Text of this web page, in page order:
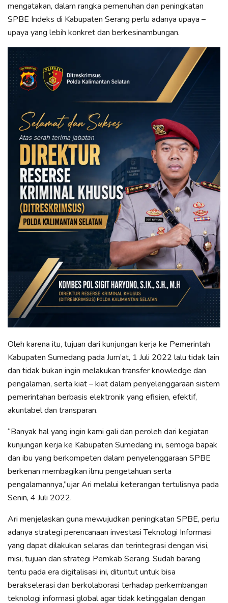
mengatakan, dalam rangka pemenuhan dan peningkatan
SPBE Indeks di Kabupaten Serang perlu adanya upaya –
upaya yang lebih konkret dan berkesinambungan.
Oleh karena itu, tujuan dari kunjungan kerja ke Pemerintah
Kabupaten Sumedang pada Jum’at, 1 Juli 2022 lalu tidak lain
dan tidak bukan ingin melakukan transfer knowledge dan
pengalaman, serta kiat – kiat dalam penyelenggaraan sistem
pemerintahan berbasis elektronik yang efisien, efektif,
akuntabel dan transparan.
“Banyak hal yang ingin kami gali dan peroleh dari kegiatan
kunjungan kerja ke Kabupaten Sumedang ini, semoga bapak
dan ibu yang berkompeten dalam penyelenggaraan SPBE
berkenan membagikan ilmu pengetahuan serta
pengalamannya,”ujar Ari melalui keterangan tertulisnya pada
Senin, 4 Juli 2022.
Ari menjelaskan guna mewujudkan peningkatan SPBE, perlu
adanya strategi perencanaan investasi Teknologi Informasi
yang dapat dilakukan selaras dan terintegrasi dengan visi,
misi, tujuan dan strategi Pemkab Serang. Sudah barang
tentu pada era digitalisasi ini, dituntut untuk bisa
berakselerasi dan berkolaborasi terhadap perkembangan
teknologi informasi global agar tidak ketinggalan dengan